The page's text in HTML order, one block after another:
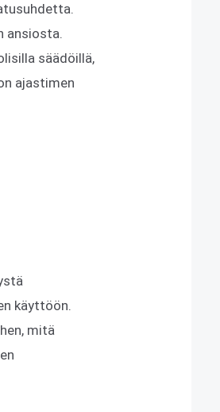
ansiosta.
säädöillä,
ajastimen
käyttöön.
mitä